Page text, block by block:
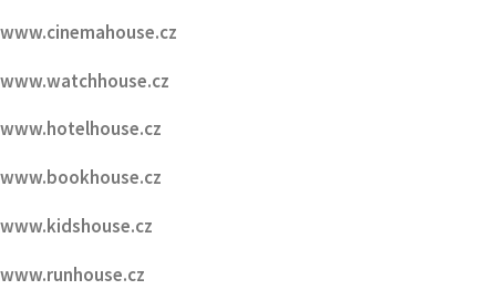
www.hotelhouse.cz
www.bookhouse.cz
www.kidshouse.cz
www.runhouse.cz
www.ŠpindlerůvMlýn.cz
www.VcentruPrahy.cz